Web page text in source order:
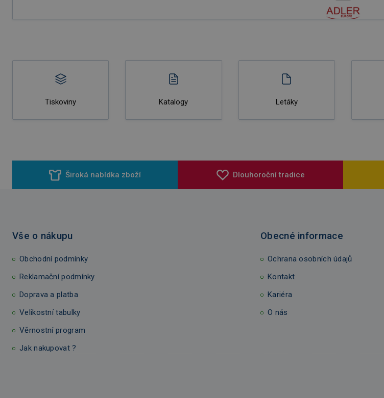
Tiskoviny Katalogy Letáky
Široká nabídka zboží Dlouhoroční tradice
Vše o nákupu
Obchodní podmínky
Reklamační podmínky
Doprava a platba
Velikostní tabulky
Věrnostní program
Jak nakupovat ?
Obecné informace
Ochrana osobních údajů
Kontakt
Kariéra
O nás